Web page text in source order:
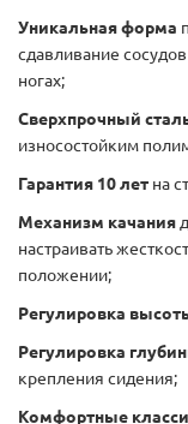
Уникальная форма
сдавливание
ногах;
Сверхпрочный
износостойким
Гарантия 10 лет на
Механизм качания
настраивать
положении;
Регулировка
Регулировка
крепления сидения;
Комфортные